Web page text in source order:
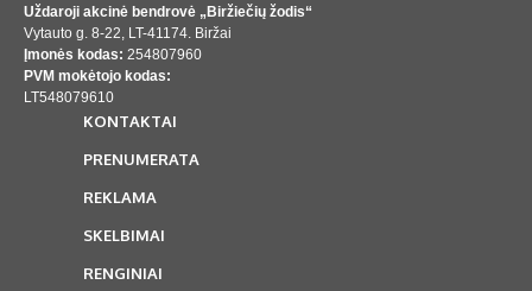
Uždaroji akcinė bendrovė „Biržiečių žodis“
Vytauto g. 8-22, LT-41174. Biržai
Įmonės kodas: 254807960
PVM mokėtojo kodas:
LT548079610
KONTAKTAI
PRENUMERATA
REKLAMA
SKELBIMAI
RENGINIAI